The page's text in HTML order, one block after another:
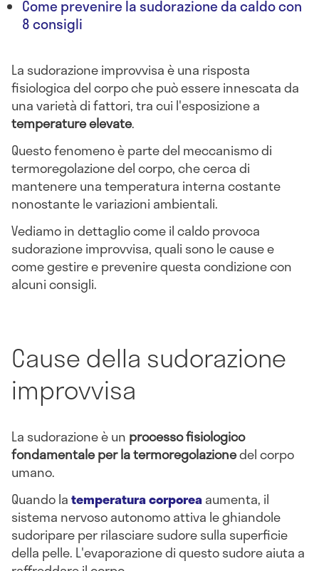
Come prevenire la sudorazione da caldo con
8 consigli
La sudorazione improvvisa è una risposta
fisiologica del corpo che può essere innescata da
una varietà di fattori, tra cui l'esposizione a
temperature elevate.
Questo fenomeno è parte del meccanismo di
termoregolazione del corpo, che cerca di
mantenere una temperatura interna costante
nonostante le variazioni ambientali.
Vediamo in dettaglio come il caldo provoca
sudorazione improvvisa, quali sono le cause e
come gestire e prevenire questa condizione con
alcuni consigli.
Cause della sudorazione
improvvisa
La sudorazione è un processo fisiologico
fondamentale per la termoregolazionedel corpo
umano.
Quando latemperatura corporeaaumenta, il
sistema nervoso autonomo attiva le ghiandole
sudoripare per rilasciare sudore sulla superficie
della pelle. L'evaporazione di questo sudore aiuta a